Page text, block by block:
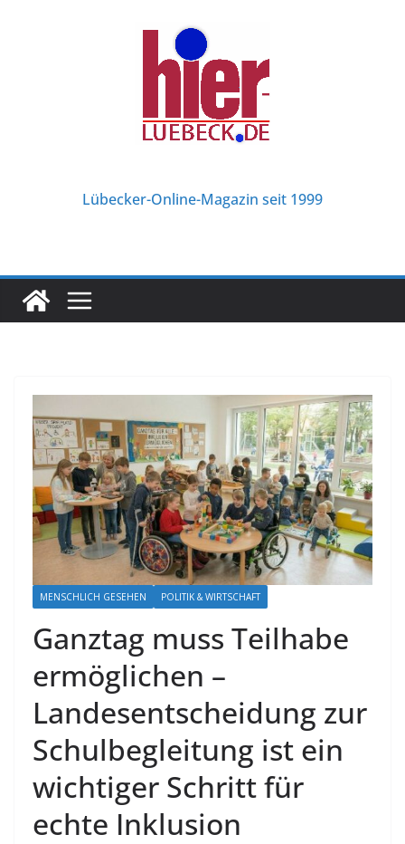
Lübecker-Online-Magazin seit 1999
MENSCHLICH GESEHEN POLITIK & WIRTSCHAFT
Ganztag muss Teilhabe
ermöglichen –
Landesentscheidung zur
Schulbegleitung ist ein
wichtiger Schritt für
echte Inklusion